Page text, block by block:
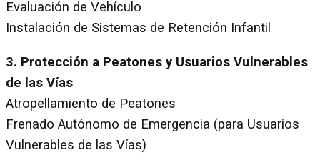
Evaluación de Vehículo
Instalación de Sistemas de Retención Infantil
3. Protección a Peatones y Usuarios Vulnerables
de las Vías
Atropellamiento de Peatones
Frenado Autónomo de Emergencia (para Usuarios
Vulnerables de las Vías)